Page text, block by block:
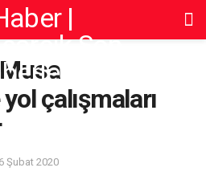
çalışmaları
Şubat 2020